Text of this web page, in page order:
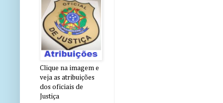
Clique na imagem e
veja as atribuições
dos oficiais de
Justiça